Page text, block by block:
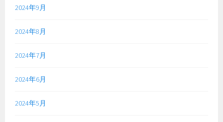
2024年9月
2024年8月
2024年7月
2024年6月
2024年5月